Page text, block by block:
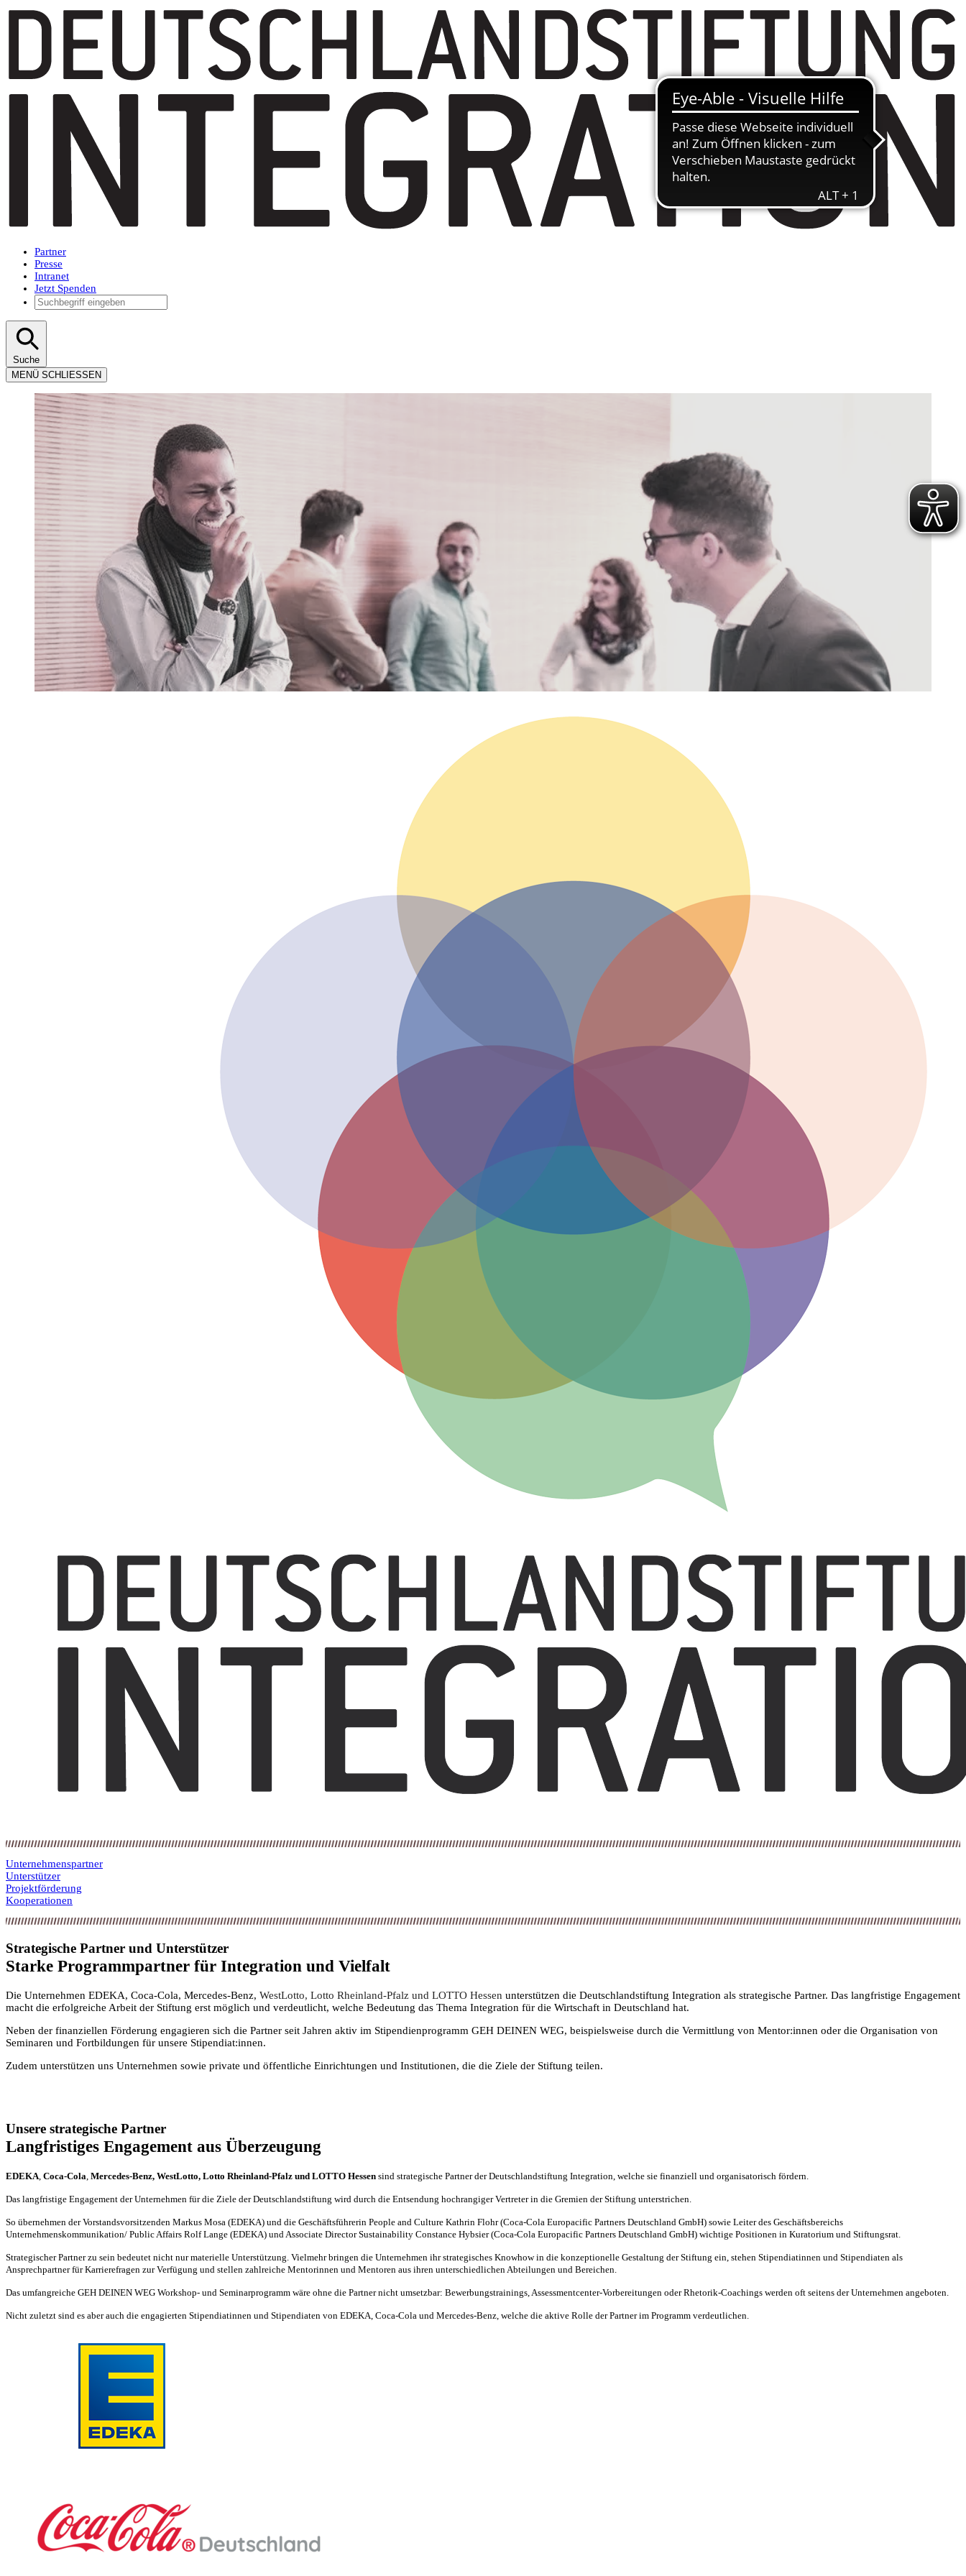
Partner
Presse
Intranet
Jetzt Spenden
Suche
MENÜ SCHLIESSEN
Unternehmenspartner
Unterstützer
Projektförderung
Kooperationen
Strategische Partner und Unterstützer
Starke Programmpartner für Integration und Vielfalt
Die Unternehmen EDEKA, Coca-Cola, Mercedes-Benz, WestLotto, Lotto Rheinland-Pfalz und LOTTO Hessen unterstützen die Deutschlandstiftung Integration als strategische Partner. Das langfristige Engagement
macht die erfolgreiche Arbeit der Stiftung erst möglich und verdeutlicht, welche Bedeutung das Thema Integration für die Wirtschaft in Deutschland hat.
Neben der finanziellen Förderung engagieren sich die Partner seit Jahren aktiv im Stipendienprogramm GEH DEINEN WEG, beispielsweise durch die Vermittlung von Mentor:innen oder die Organisation von
Seminaren und Fortbildungen für unsere Stipendiat:innen.
Zudem unterstützen uns Unternehmen sowie private und öffentliche Einrichtungen und Institutionen, die die Ziele der Stiftung teilen.
Unsere strategische Partner
Langfristiges Engagement aus Überzeugung
EDEKA, Coca-Cola, Mercedes-Benz, WestLotto, Lotto Rheinland-Pfalz und LOTTO Hessen sind strategische Partner der Deutschlandstiftung Integration, welche sie finanziell und organisatorisch fördern.
Das langfristige Engagement der Unternehmen für die Ziele der Deutschlandstiftung wird durch die Entsendung hochrangiger Vertreter in die Gremien der Stiftung unterstrichen.
So übernehmen der Vorstandsvorsitzenden Markus Mosa (EDEKA) und die Geschäftsführerin People and Culture Kathrin Flohr (Coca-Cola Europacific Partners Deutschland GmbH) sowie Leiter des Geschäftsbereichs
Unternehmenskommunikation/ Public Affairs Rolf Lange (EDEKA) und Associate Director Sustainability Constance Hybsier (Coca-Cola Europacific Partners Deutschland GmbH) wichtige Positionen in Kuratorium und Stiftungsrat.
Strategischer Partner zu sein bedeutet nicht nur materielle Unterstützung. Vielmehr bringen die Unternehmen ihr strategisches Knowhow in die konzeptionelle Gestaltung der Stiftung ein, stehen Stipendiatinnen und Stipendiaten als
Ansprechpartner für Karrierefragen zur Verfügung und stellen zahlreiche Mentorinnen und Mentoren aus ihren unterschiedlichen Abteilungen und Bereichen.
Das umfangreiche GEH DEINEN WEG Workshop- und Seminarprogramm wäre ohne die Partner nicht umsetzbar: Bewerbungstrainings, Assessmentcenter-Vorbereitungen oder Rhetorik-Coachings werden oft seitens der Unternehmen angeboten.
Nicht zuletzt sind es aber auch die engagierten Stipendiatinnen und Stipendiaten von EDEKA, Coca-Cola und Mercedes-Benz, welche die aktive Rolle der Partner im Programm verdeutlichen.